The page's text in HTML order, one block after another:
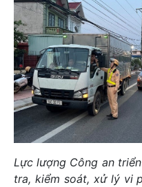
Lực lượng Công an
tra, kiểm soát, xử lý vi